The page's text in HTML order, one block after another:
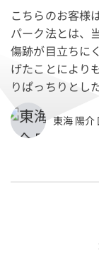
こちらのお客様
パーク法とは、
傷跡が目立ちに
げたことにより
りぱっちりとし
東海 陽介